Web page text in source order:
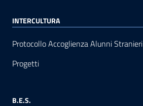
INTERCULTURA
Protocollo Accoglienza Alunni Stranieri
Progetti
B.E.S.